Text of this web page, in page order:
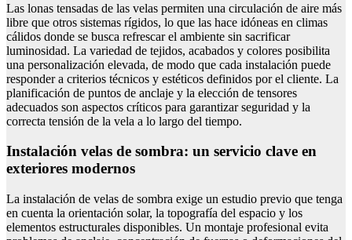
Las lonas tensadas de las velas permiten una circulación de aire más
libre que otros sistemas rígidos, lo que las hace idóneas en climas
cálidos donde se busca refrescar el ambiente sin sacrificar
luminosidad. La variedad de tejidos, acabados y colores posibilita
una personalización elevada, de modo que cada instalación puede
responder a criterios técnicos y estéticos definidos por el cliente. La
planificación de puntos de anclaje y la elección de tensores
adecuados son aspectos críticos para garantizar seguridad y la
correcta tensión de la vela a lo largo del tiempo.
Instalación velas de sombra: un servicio clave en
exteriores modernos
La instalación de velas de sombra exige un estudio previo que tenga
en cuenta la orientación solar, la topografía del espacio y los
elementos estructurales disponibles. Un montaje profesional evita